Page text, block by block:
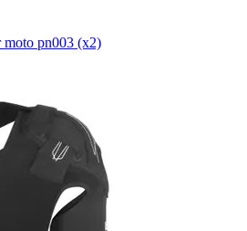
moto pn003 (x2)